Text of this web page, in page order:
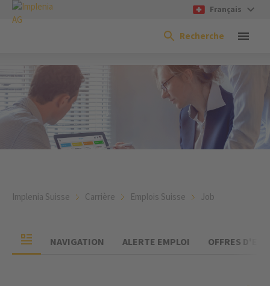
Français
Recherche
Implenia Suisse Carrière Emplois Suisse Job
NAVIGATION ALERTE EMPLOI OFFRES